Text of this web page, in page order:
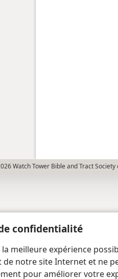
confidentialité
meilleure expérience
notre site Internet et ne
pour améliorer votre
Watch Tower Bible and Tract Society